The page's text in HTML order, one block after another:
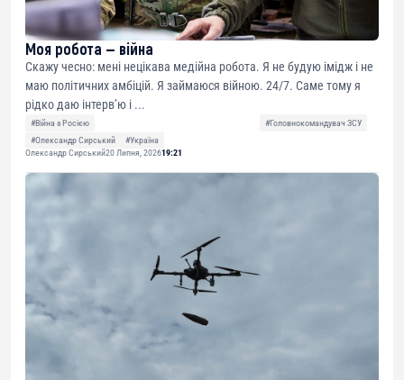
Моя робота — війна
Скажу чесно: мені нецікава медійна робота. Я не будую імідж і не
маю політичних амбіцій. Я займаюся війною. 24/7. Саме тому я
рідко даю інтерв’ю і ...
#Війна з Росією
#Головнокомандувач ЗСУ
#Олександр Сирський
#Україна
Олександр Сирський20 Липня, 202619:21